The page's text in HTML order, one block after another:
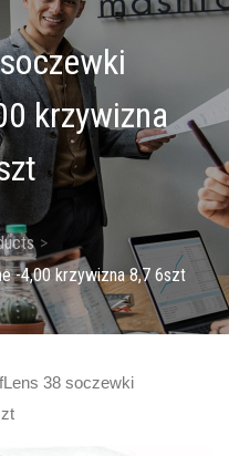
krzywizna
-4,00 krzywizna 8,7 6szt
38 soczewki